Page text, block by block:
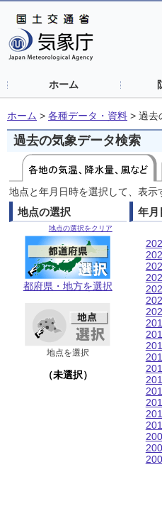
ホーム
ホーム > 各種データ・資料 > 過去
過去の気象データ検索
地点と年月日時を選択して、表
地点の選択
地点の選択をクリア
都府県・地方を選択
地点を選択
（未選択）
年月